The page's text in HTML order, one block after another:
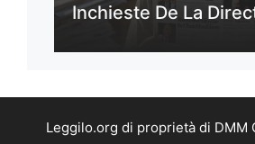
Inchieste De La
Leggilo.org di proprietà di DMM